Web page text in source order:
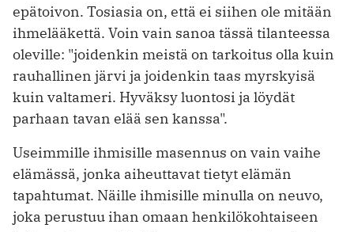
epätoivon. Tosiasia on, että ei siihen ole mitään
ihmelääkettä. Voin vain sanoa tässä tilanteessa
oleville: "joidenkin meistä on tarkoitus olla kuin
rauhallinen järvi ja joidenkin taas myrskyisä
kuin valtameri. Hyväksy luontosi ja löydät
parhaan tavan elää sen kanssa".
Useimmille ihmisille masennus on vain vaihe
elämässä, jonka aiheuttavat tietyt elämän
tapahtumat. Näille ihmisille minulla on neuvo,
joka perustuu ihan omaan henkilökohtaiseen